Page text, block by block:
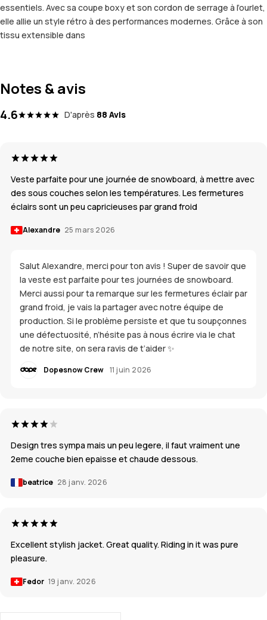
essentiels. Avec sa coupe boxy et son cordon de serrage à l’ourlet,
elle allie un style rétro à des performances modernes. Grâce à son
tissu extensible dans
Notes & avis
4.6 D'après 88 Avis
Veste parfaite pour une journée de snowboard, à mettre avec
des sous couches selon les températures. Les fermetures
éclairs sont un peu capricieuses par grand froid
Alexandre 25 mars 2026
Salut Alexandre, merci pour ton avis ! Super de savoir que
la veste est parfaite pour tes journées de snowboard.
Merci aussi pour ta remarque sur les fermetures éclair par
grand froid, je vais la partager avec notre équipe de
production. Si le problème persiste et que tu soupçonnes
une défectuosité, n’hésite pas à nous écrire via le chat
de notre site, on sera ravis de t’aider ✨
Dopesnow Crew 11 juin 2026
Design tres sympa mais un peu legere, il faut vraiment une
2eme couche bien epaisse et chaude dessous.
beatrice 28 janv. 2026
Excellent stylish jacket. Great quality. Riding in it was pure
pleasure.
Fedor 19 janv. 2026